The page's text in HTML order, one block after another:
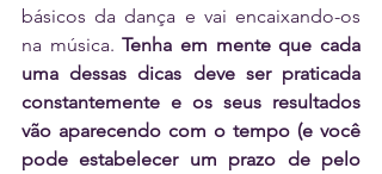
básicos da dança e vai encaixando-os
na música. Tenha em mente que cada
uma dessas dicas deve ser praticada
constantemente e os seus resultados
vão aparecendo com o tempo (e você
pode estabelecer um prazo de pelo